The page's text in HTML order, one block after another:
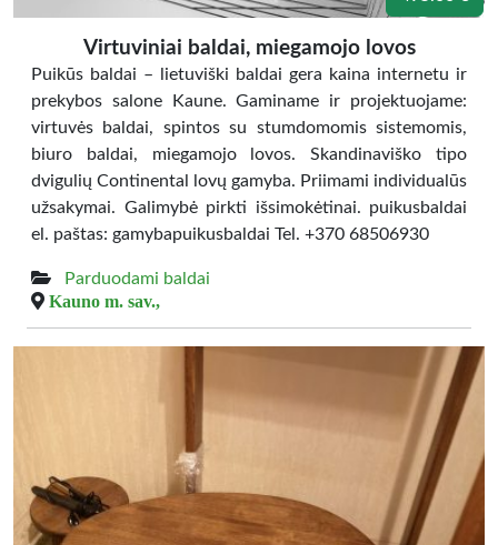
Virtuviniai baldai, miegamojo lovos
Puikūs baldai – lietuviški baldai gera kaina internetu ir
prekybos salone Kaune. Gaminame ir projektuojame:
virtuvės baldai, spintos su stumdomomis sistemomis,
biuro baldai, miegamojo lovos. Skandinaviško tipo
dvigulių Continental lovų gamyba. Priimami individualūs
užsakymai. Galimybė pirkti išsimokėtinai. puikusbaldai
el. paštas: gamybapuikusbaldai Tel. +370 68506930
Parduodami baldai
Kauno m. sav.,